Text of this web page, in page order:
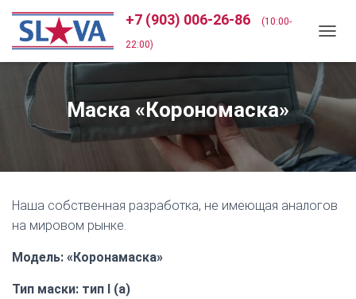
+7 (903) 006-26-86 (10:00-
22:00)
К
Ч
И
Н
Маска «Корономаска»
Наша собственная разработка, не имеющая аналогов
на мировом рынке.
Модель: «Коронамаска»
Тип маски: тип I (а)